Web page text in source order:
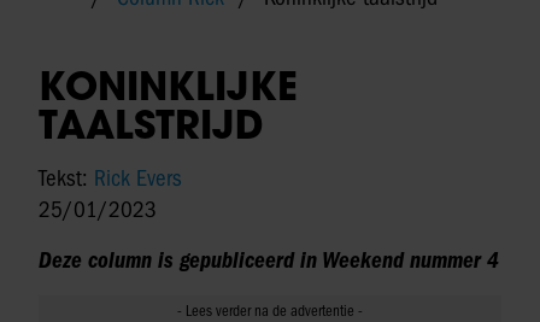
KONINKLIJKE
TAALSTRIJD
Tekst: Rick Evers
25/01/2023
Deze column is gepubliceerd in Weekend nummer 4